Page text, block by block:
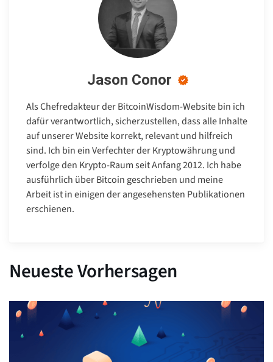
Jason Conor
Als Chefredakteur der BitcoinWisdom-Website bin ich
dafür verantwortlich, sicherzustellen, dass alle Inhalte
auf unserer Website korrekt, relevant und hilfreich
sind. Ich bin ein Verfechter der Kryptowährung und
verfolge den Krypto-Raum seit Anfang 2012. Ich habe
ausführlich über Bitcoin geschrieben und meine
Arbeit ist in einigen der angesehensten Publikationen
erschienen.
Neueste Vorhersagen